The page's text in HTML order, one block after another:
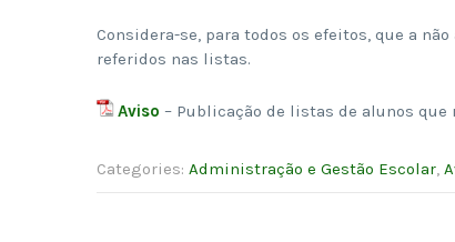
Considera-se, para todos os efeitos, que a
referidos nas listas.
Aviso – Publicação de listas de alunos
Categories: Administração e Gestão Escolar,